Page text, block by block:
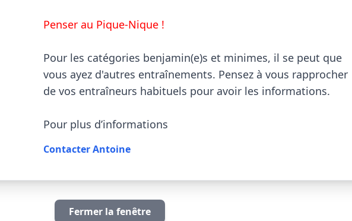
Penser au Pique-Nique !
Pour les catégories benjamin(e)s et minimes, il se peut que
vous ayez d'autres entraînements. Pensez à vous rapprocher
de vos entraîneurs habituels pour avoir les informations.
Pour plus d’informations
Contacter Antoine
Fermer la fenêtre